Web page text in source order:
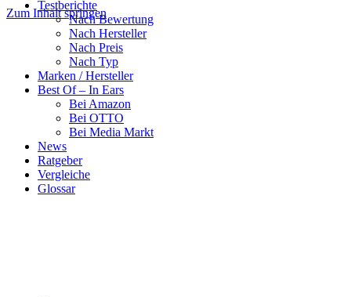
Zum Inhalt springen
Testberichte
Nach Bewertung
Nach Hersteller
Nach Preis
Nach Typ
Marken / Hersteller
Best Of – In Ears
Bei Amazon
Bei OTTO
Bei Media Markt
News
Ratgeber
Vergleiche
Glossar